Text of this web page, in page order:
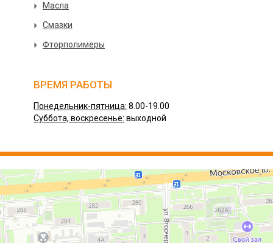
Масла
Смазки
Фторполимеры
ВРЕМЯ РАБОТЫ
Понедельник-пятница: 8.00-19.00
Суббота, воскресенье: выходной